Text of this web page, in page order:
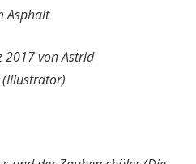
Asphalt
2017von Astrid